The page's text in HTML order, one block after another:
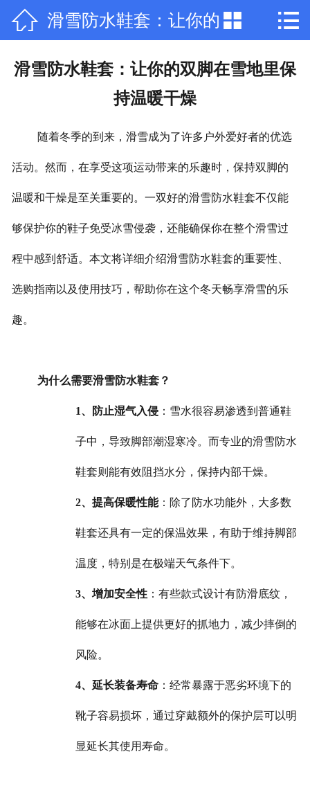
 网站首页
厂房厂景
在线留言
联系我们
 滑雪防水鞋套：让你的
双脚在雪地里保持温暖
干燥
 
滑雪防水鞋套：让你的双脚在雪地里保
持温暖干燥
随着冬季的到来，滑雪成为了许多户外爱好者的优选
活动。然而，在享受这项运动带来的乐趣时，保持双脚的
温暖和干燥是至关重要的。一双好的滑雪防水鞋套不仅能
够保护你的鞋子免受冰雪侵袭，还能确保你在整个滑雪过
程中感到舒适。本文将详细介绍滑雪防水鞋套的重要性、
选购指南以及使用技巧，帮助你在这个冬天畅享滑雪的乐
趣。
为什么需要滑雪防水鞋套？
1、防止湿气入侵 ：雪水很容易渗透到普通鞋
子中，导致脚部潮湿寒冷。而专业的滑雪防水
鞋套则能有效阻挡水分，保持内部干燥。
2、提高保暖性能：除了防水功能外，大多数
鞋套还具有一定的保温效果，有助于维持脚部
温度，特别是在极端天气条件下。
3、增加安全性 ：有些款式设计有防滑底纹，
能够在冰面上提供更好的抓地力，减少摔倒的
风险。
4、延长装备寿命 ：经常暴露于恶劣环境下的
靴子容易损坏，通过穿戴额外的保护层可以明
显延长其使用寿命。